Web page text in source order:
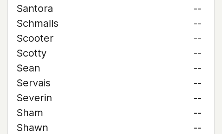
Santora
--
Schmalls
--
Scooter
--
Scotty
--
Sean
--
Servais
--
Severin
--
Sham
--
Shawn
--